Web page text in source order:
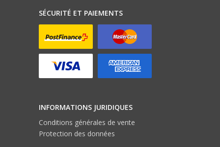
SÉCURITÉ ET PAIEMENTS
INFORMATIONS JURIDIQUES
Conditions générales de vente
Protection des données